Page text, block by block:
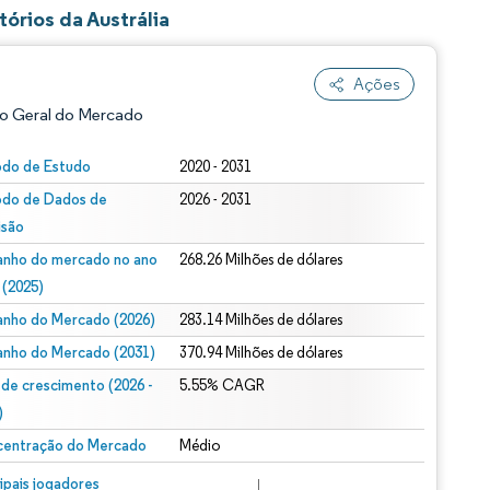
da Austrália
Ações
Geral do Mercado
de Estudo 2020 - 2031
de Dados de
2026 - 2031
do mercado no ano
268.26 Milhões de dólares
do Mercado (2026) 283.14 Milhões de dólares
do Mercado (2031) 370.94 Milhões de dólares
de crescimento (2026 -
5.55% CAGR
do Mercado Médio
jogadores
© Mordor Intelligence. O reuso requer atribuição conforme CC BY 4.0.
conforme CC BY 4.0.